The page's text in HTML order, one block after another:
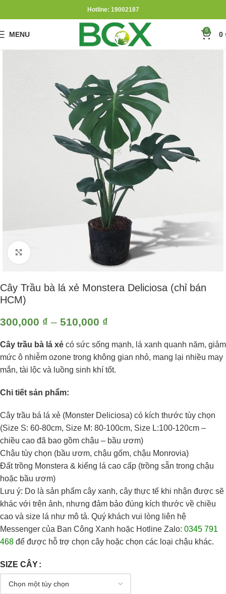
Hotline: 19002187
MENU 0 0
Cây Trầu bà lá xẻ Monstera Deliciosa (chỉ bán
HCM)
300,000 ₫ – 510,000 ₫
Cây trầu bà lá xẻ có sức sống mạnh, lá xanh quanh năm, giảm
mức ô nhiễm ozone trong không gian nhỏ, mang lại nhiều may
mắn, tài lộc và luồng sinh khí tốt.
Chi tiết sản phẩm:
Cây trầu bá lá xẻ (Monster Deliciosa) có kích thước tùy chọn
(Size S: 60-80cm, Size M: 80-100cm, Size L:100-120cm –
chiều cao đã bao gồm chậu – bầu ươm)
Chậu tùy chọn (bầu ươm, chậu gốm, chậu Monrovia)
Đất trồng Monstera & kiểng lá cao cấp (trồng sẵn trong chậu
hoặc bầu ươm)
Lưu ý: Do là sản phẩm cây xanh, cây thực tế khi nhận được sẽ
khác với trên ảnh, nhưng đảm bảo đúng kích thước về chiều
cao và size lá như mô tả. Quý khách vui lòng liên hệ
Messenger của Ban Công Xanh hoặc Hotline Zalo: 0345 791
468 để được hỗ trợ chọn cây hoặc chọn các loại chậu khác.
SIZE CÂY